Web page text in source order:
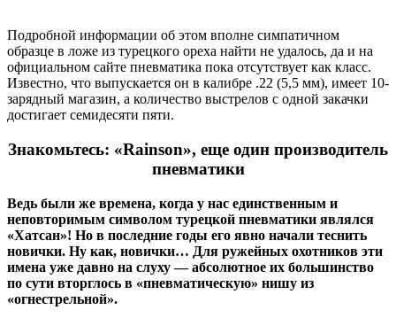
Подробной информации об этом вполне симпатичном
образце в ложе из турецкого ореха найти не удалось, да и на
официальном сайте пневматика пока отсутствует как класс.
Известно, что выпускается он в калибре .22 (5,5 мм), имеет 10-
зарядный магазин, а количество выстрелов с одной закачки
достигает семидесяти пяти.
Знакомьтесь: «Rainson», еще один производитель
пневматики
Ведь были же времена, когда у нас единственным и
неповторимым символом турецкой пневматики являлся
«Хатсан»! Но в последние годы его явно начали теснить
новички. Ну как, новички… Для ружейных охотников эти
имена уже давно на слуху — абсолютное их большинство
по сути вторглось в «пневматическую» нишу из
«огнестрельной».